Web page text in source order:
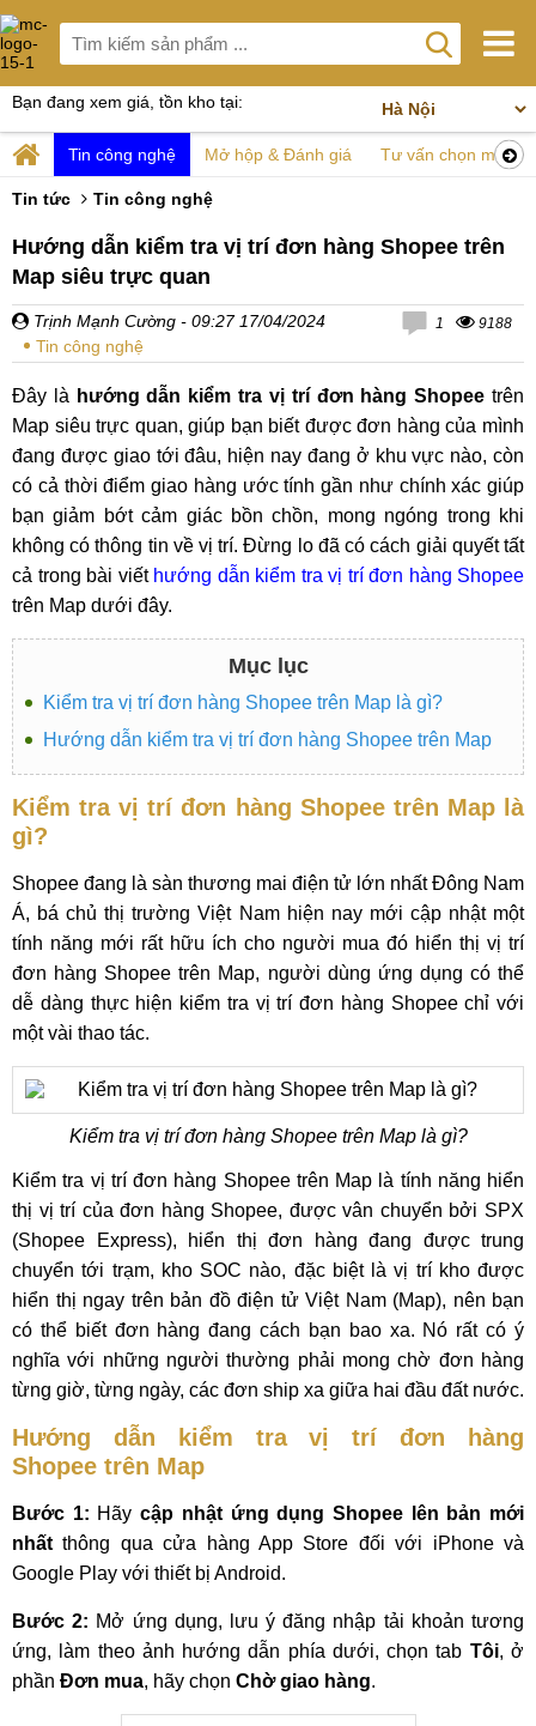
Bạn đang xem giá, tồn kho tại:
Tin công nghệ Mở hộp & Đánh giá Tư vấn chọn mua
Tin tức Tin công nghệ
Hướng dẫn kiểm tra vị trí đơn hàng Shopee trên
Map siêu trực quan
Trịnh Mạnh Cường - 09:27 17/04/2024
Tin công nghệ
1 9188
Đây là hướng dẫn kiểm tra vị trí đơn hàng Shopee trên
Map siêu trực quan, giúp bạn biết được đơn hàng của mình
đang được giao tới đâu, hiện nay đang ở khu vực nào, còn
có cả thời điểm giao hàng ước tính gần như chính xác giúp
bạn giảm bớt cảm giác bồn chồn, mong ngóng trong khi
không có thông tin về vị trí. Đừng lo đã có cách giải quyết tất
cả trong bài viết hướng dẫn kiểm tra vị trí đơn hàng Shopee
trên Map dưới đây.
Mục lục
Kiểm tra vị trí đơn hàng Shopee trên Map là gì?
Hướng dẫn kiểm tra vị trí đơn hàng Shopee trên Map
Kiểm tra vị trí đơn hàng Shopee trên Map là
gì?
Shopee đang là sàn thương mai điện tử lớn nhất Đông Nam
Á, bá chủ thị trường Việt Nam hiện nay mới cập nhật một
tính năng mới rất hữu ích cho người mua đó hiển thị vị trí
đơn hàng Shopee trên Map, người dùng ứng dụng có thể
dễ dàng thực hiện kiểm tra vị trí đơn hàng Shopee chỉ với
một vài thao tác.
Kiểm tra vị trí đơn hàng Shopee trên Map là gì?
Kiểm tra vị trí đơn hàng Shopee trên Map là tính năng hiển
thị vị trí của đơn hàng Shopee, được vân chuyển bởi SPX
(Shopee Express), hiển thị đơn hàng đang được trung
chuyển tới trạm, kho SOC nào, đặc biệt là vị trí kho được
hiển thị ngay trên bản đồ điện tử Việt Nam (Map), nên bạn
có thể biết đơn hàng đang cách bạn bao xa. Nó rất có ý
nghĩa với những người thường phải mong chờ đơn hàng
từng giờ, từng ngày, các đơn ship xa giữa hai đầu đất nước.
Hướng dẫn kiểm tra vị trí đơn hàng
Shopee trên Map
Bước 1: Hãycập nhật ứng dụng Shopee lên bản mới
nhất thông qua cửa hàng App Store đối với iPhone và
Google Play với thiết bị Android.
Bước 2: Mở ứng dụng, lưu ý đăng nhập tải khoản tương
ứng, làm theo ảnh hướng dẫn phía dưới, chọn tab Tôi, ở
phần Đơn mua, hãy chọn Chờ giao hàng.